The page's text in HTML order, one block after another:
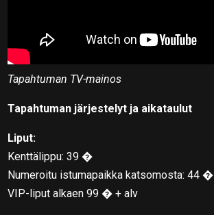
Tapahtuman TV-mainos
Tapahtuman järjestelyt ja aikataulut
Liput:
Kenttälippu: 39 �
Numeroitu istumapaikka katsomosta: 44 �
VIP-liput alkaen 99 � + alv